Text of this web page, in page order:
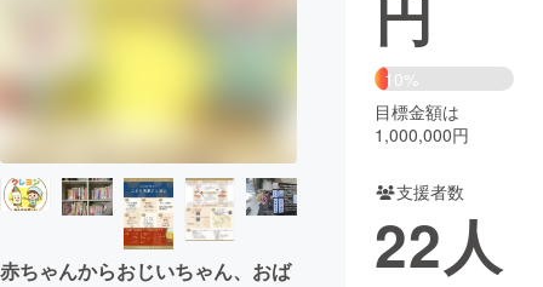
CAMPFIRE for Social Good
CAMPFIRE Creation
CAMPFIREふるさと納税
コミュニティ
赤ちゃんからおじいちゃん、おば
10%
目標金額は
1,000,000円
支援者数
22人